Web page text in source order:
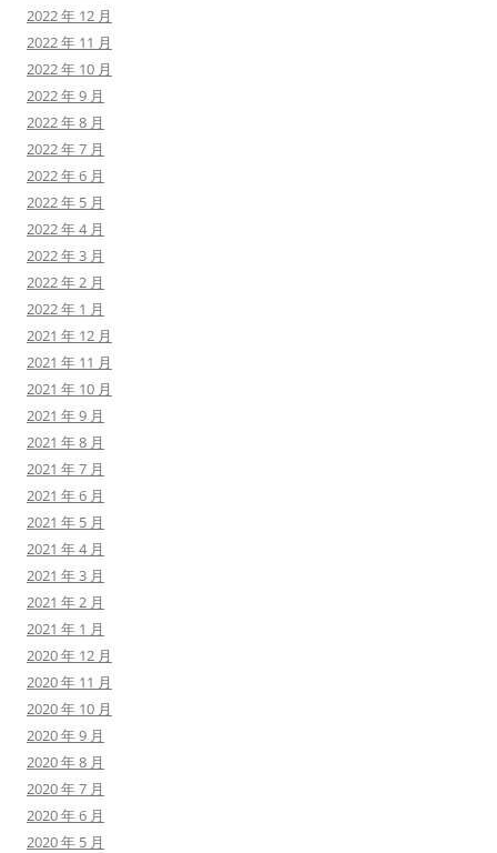
2022 年 12 月
2022 年 11 月
2022 年 10 月
2022 年 9 月
2022 年 8 月
2022 年 7 月
2022 年 6 月
2022 年 5 月
2022 年 4 月
2022 年 3 月
2022 年 2 月
2022 年 1 月
2021 年 12 月
2021 年 11 月
2021 年 10 月
2021 年 9 月
2021 年 8 月
2021 年 7 月
2021 年 6 月
2021 年 5 月
2021 年 4 月
2021 年 3 月
2021 年 2 月
2021 年 1 月
2020 年 12 月
2020 年 11 月
2020 年 10 月
2020 年 9 月
2020 年 8 月
2020 年 7 月
2020 年 6 月
2020 年 5 月